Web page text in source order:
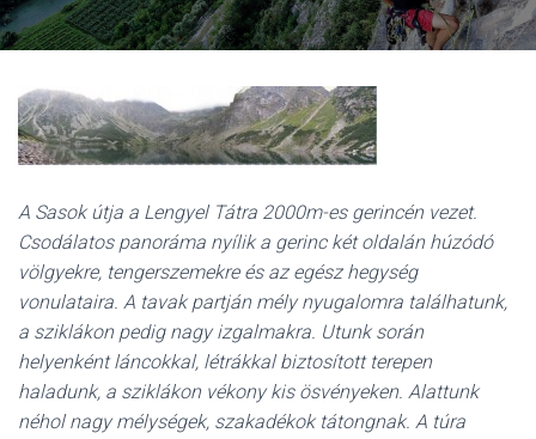
E
O
S
A Sasok útja a Lengyel Tátra 2000m-es gerincén vezet.
Csodálatos panoráma nyílik a gerinc két oldalán húzódó
völgyekre, tengerszemekre és az egész hegység
vonulataira. A tavak partján mély nyugalomra találhatunk,
a sziklákon pedig nagy izgalmakra. Utunk során
helyenként láncokkal, létrákkal biztosított terepen
haladunk, a sziklákon vékony kis ösvényeken. Alattunk
néhol nagy mélységek, szakadékok tátongnak. A túra